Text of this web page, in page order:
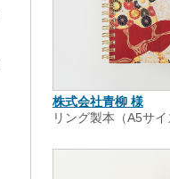
株式会社青柳 様
リング製本（A5サイ